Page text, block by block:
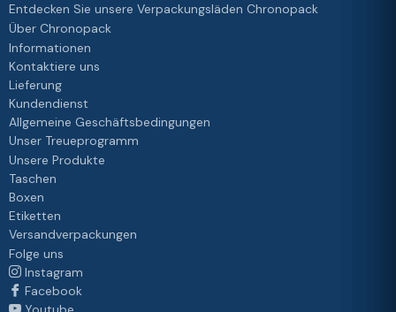
Entdecken Sie unsere Verpackungsläden Chronopack
Über Chronopack
Informationen
Kontaktiere uns
Lieferung
Kundendienst
Allgemeine Geschäftsbedingungen
Unser Treueprogramm
Unsere Produkte
Taschen
Boxen
Etiketten
Versandverpackungen
Folge uns
Instagram
Facebook